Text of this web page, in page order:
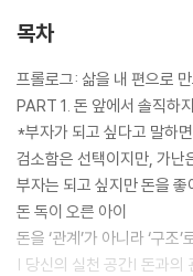
목차
프롤로그: 삶을 내 편으로
PART 1. 돈 앞에서 솔직하
*부자가 되고 싶다고 말하
검소함은 선택이지만, 가난
부자는 되고 싶지만 돈을
돈 독이 오른 아이
돈을 ‘관계’가 아니라 ‘구조
| 당신의 실천 공간| 돈과의